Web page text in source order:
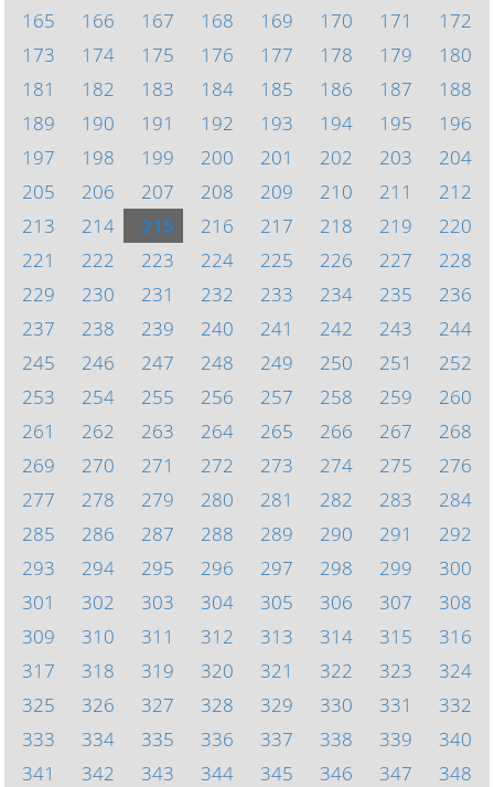
165
166 167 168 169 170 171
172
173
174 175 176 177 178 179
180
181
182 183 184 185 186 187
188
189
190 191 192 193 194 195
196
197
198 199 200 201 202 203
204
205
206 207 208 209 210 211
212
213
214 215 216 217 218 219
220
221
222 223 224 225 226 227
228
229
230 231 232 233 234 235
236
237
238 239 240 241 242 243
244
245
246 247 248 249 250 251
252
253
254 255 256 257 258 259
260
261
262 263 264 265 266 267
268
269
270 271 272 273 274 275
276
277
278 279 280 281 282 283
284
285
286 287 288 289 290 291
292
293
294 295 296 297 298 299
300
301
302 303 304 305 306 307
308
309
310 311 312 313 314 315
316
317
318 319 320 321 322 323
324
325
326 327 328 329 330 331
332
333
334 335 336 337 338 339
340
341
342 343 344 345 346 347 348